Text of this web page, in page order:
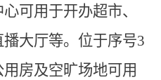
可用于开办超市、
播大厅等。位于序号3
房及空旷场地可用